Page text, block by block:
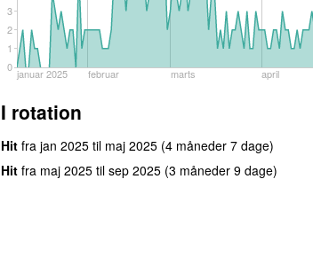
januar 2025 februar marts april
0
1
2
3
I rotation
Hit fra jan 2025 til maj 2025 (4 måneder 7 dage)
Hit fra maj 2025 til sep 2025 (3 måneder 9 dage)